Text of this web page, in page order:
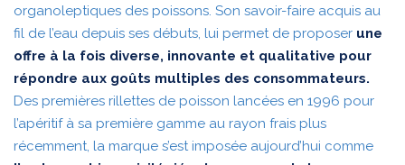
organoleptiques des poissons. Son savoir-faire acquis au
fil de l’eau depuis ses débuts, lui permet de proposer une
offre à la fois diverse, innovante et qualitative pour
répondre aux goûts multiples des consommateurs.
Des premières rillettes de poisson lancées en 1996 pour
l’apéritif à sa première gamme au rayon frais plus
récemment, la marque s’est imposée aujourd’hui comme